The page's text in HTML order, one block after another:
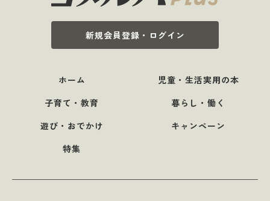
新規会員登録・ログイン
ホーム
児童・生活実用の本
子育て・教育
暮らし・働く
遊び・おでかけ
キャンペーン
特集